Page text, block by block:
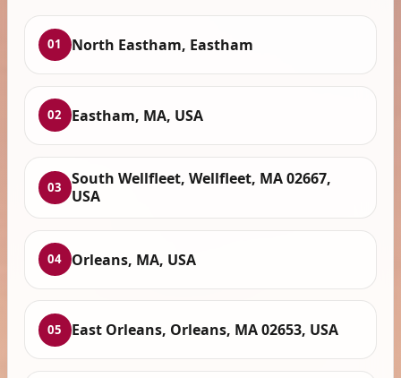
01 North Eastham, Eastham
02 Eastham, MA, USA
03
South Wellfleet, Wellfleet, MA 02667,
USA
04 Orleans, MA, USA
05 East Orleans, Orleans, MA 02653, USA